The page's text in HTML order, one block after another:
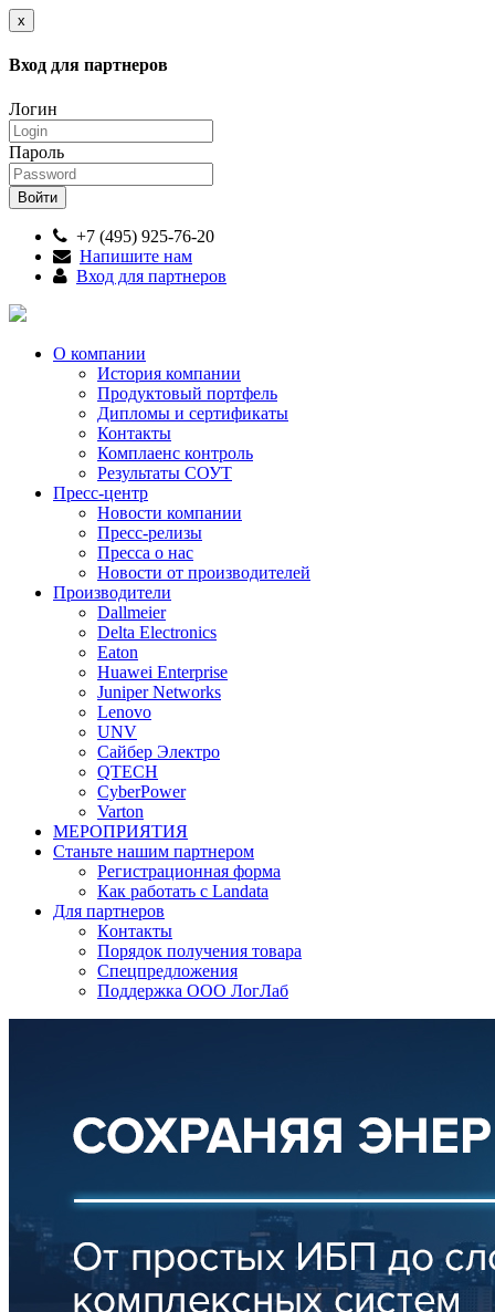
x
Вход для партнеров
Логин
Пароль
+7 (495) 925-76-20
Напишите нам
Вход для партнеров
О компании
История компании
Продуктовый портфель
Дипломы и сертификаты
Контакты
Комплаенс контроль
Результаты СОУТ
Пресс-центр
Новости компании
Пресс-релизы
Пресса о нас
Новости от производителей
Производители
Dallmeier
Delta Electronics
Eaton
Huawei Enterprise
Juniper Networks
Lenovo
UNV
Сайбер Электро
QTECH
CyberPower
Varton
МЕРОПРИЯТИЯ
Станьте нашим партнером
Регистрационная форма
Как работать с Landata
Для партнеров
Кoнтaкты
Порядок получения товара
Спецпредложения
Поддержка ООО ЛогЛаб